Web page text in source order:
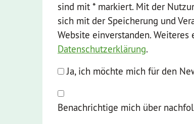
sind mit * markiert. Mit der
sich mit der Speicherung und
Website einverstanden.
Datenschutzerklärung.
Ja, ich möchte mich für den
Benachrichtige mich über